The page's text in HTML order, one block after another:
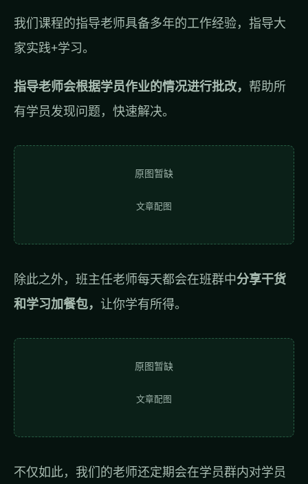
我们课程的指导老师具备多年的工作经验，指导大
家实践+学习。
指导老师会根据学员作业的情况进行批改， 帮助所
有学员发现问题，快速解决。
原图暂缺
文章配图
除此之外，班主任老师每天都会在班群中分享干货
和学习加餐包， 让你学有所得。
原图暂缺
文章配图
不仅如此，我们的老师还定期会在学员群内对学员